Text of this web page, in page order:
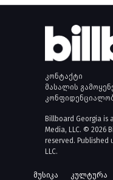
კონტაქტი
მასალის
Billboard Georgia is
Media, LLC. © 2026
reserved. Published
LLC.
მუსიკა კულტურა